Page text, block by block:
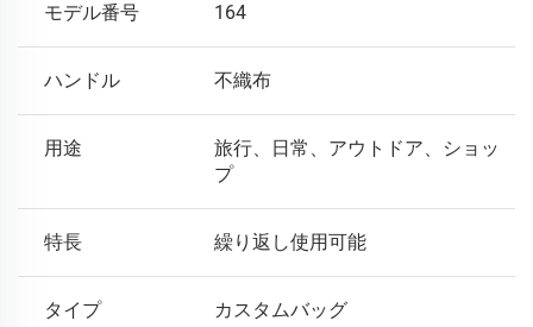
モデル番号 164
ハンドル 不織布
用途
旅行、日常、アウトドア、ショッ
プ
特長 繰り返し使用可能
タイプ カスタムバッグ